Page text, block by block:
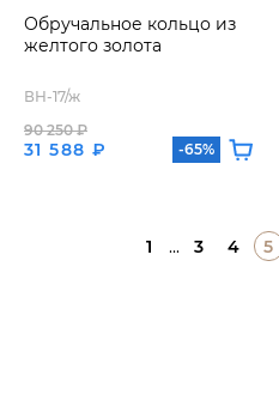
Обручальное кольцо из
желтого золота
ВН-17/ж
31 588 ₽
90 250 ₽
-65%
1 ... 3 4 5